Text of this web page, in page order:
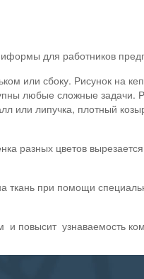
для работников
или сбоку. Рисунок на
любые сложные задачи.
липучка, плотный
разных цветов
при помощи
и повысит узнаваемость